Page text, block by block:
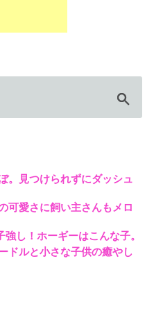
。見つけられずにダッシュ
可愛さに飼い主さんもメロ
強し！ホーギーはこんな子。
ドルと小さな子供の癒やし